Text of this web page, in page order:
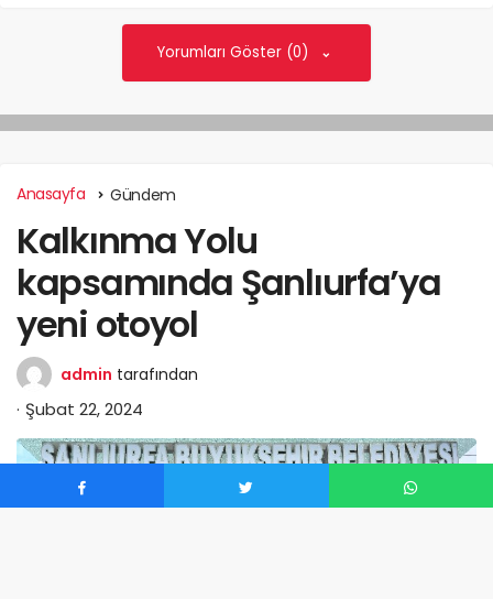
Yorumları Göster (0)
Anasayfa Gündem
Kalkınma Yolu
kapsamında Şanlıurfa’ya
yeni otoyol
admin tarafından
Şubat 22, 2024